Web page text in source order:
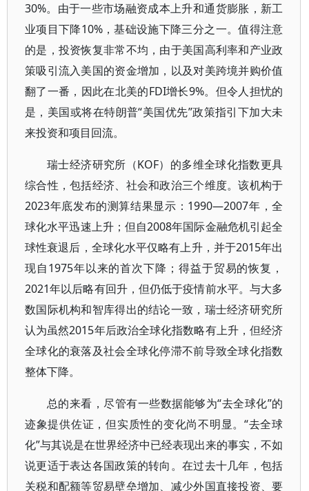
30%。由于一些市场融资成本上升和通货膨胀，新工
业项目下降10%，基础设施下降三分之一。值得注意
的是，投资恢复非常不均，由于美国高利率和产业政
策吸引流入美国的资金增加，以及对美跨境并购价值
翻了一番，因此在北美的FDI增长9%。但令人担忧的
是，美国或将在特朗普“美国优先”政策指引下加大未
来投资和项目回流。
瑞士经济研究所（KOF）的多维全球化指数更具
综合性，包括经济、社会和政治三个维度。该机构于
2023年底发布的测算结果显示：1990—2007年，全
球化水平迅速上升；但自2008年国际金融危机引起全
球性衰退后，全球化水平仅略有上升，并于2015年出
现自1975年以来的首次下降；得益于贸易的恢复，
2021年以后略有回升，但仍低于疫情前水平。与大多
数国际机构和智库得出的结论一致，瑞士经济研究所
认为虽然2015年后政治全球化指数略有上升，但经济
全球化的衰落及社会全球化停滞不前导致全球化指数
整体下降。
总的来看，尽管有一些数据能够为“去全球化”的
迹象提供佐证，但实质性的变化尚不明显。“去全球
化”与其说是在世界经济中已经表现出来的事实，不如
说更适于表达各国政策的转向。在过去十几年，包括
关税和配额等贸易壁垒增加、减少外国直接投资、要